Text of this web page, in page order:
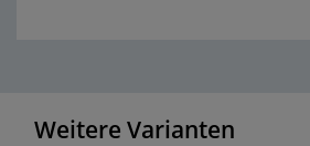
Weitere Varianten